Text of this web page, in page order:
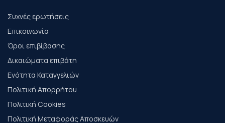
Συχνές ερωτήσεις
Επικοινωνία
Όροι επιβίβασης
Δικαιώματα επιβάτη
Ενότητα Καταγγελιών
Πολιτική Απορρήτου
Πολιτική Cookies
Πολιτική Μεταφοράς Αποσκευών